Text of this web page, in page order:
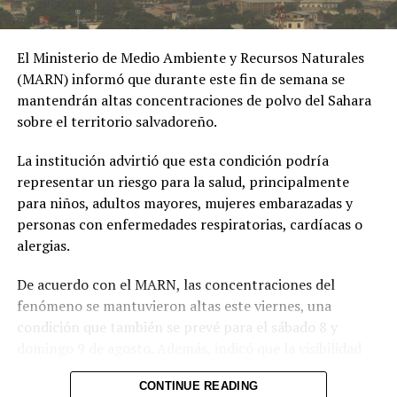
Ibagué a una joven de
19 años señalada de
extorsionar al hombre
con quien sostuvo una
relación
extramatrimonial, a
quien amenazaba con
exponer material íntimo
y contarle a su esposa
si no le entregaba la
suma de 25 millones de
pesos.
pic.twitter.com/
El Ministerio de Medio Ambiente y Recursos Naturales
(MARN) informó que durante este fin de semana se
mantendrán altas concentraciones de polvo del Sahara
sobre el territorio salvadoreño.
La institución advirtió que esta condición podría
representar un riesgo para la salud, principalmente
para niños, adultos mayores, mujeres embarazadas y
personas con enfermedades respiratorias, cardíacas o
alergias.
De acuerdo con el MARN, las concentraciones del
fenómeno se mantuvieron altas este viernes, una
condición que también se prevé para el sábado 8 y
permanecerá brumosa y que el nivel de riesgo para la
CONTINUE READING